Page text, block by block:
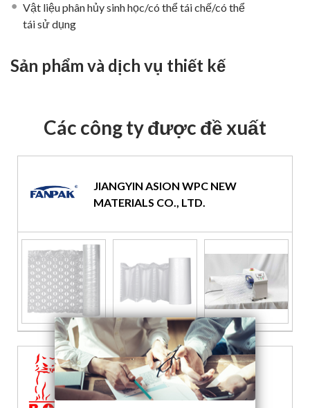
Vật liệu phân hủy sinh học/có thể tái chế/có thể
tái sử dụng
Sản phẩm và dịch vụ thiết kế
Các công ty được đề xuất
JIANGYIN ASION WPC NEW
MATERIALS CO., LTD.
GUANGDONG BOSI SCI&TECH
CO.,LTD.